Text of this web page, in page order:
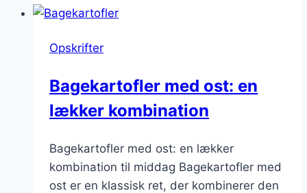
kød
Opskrifter
Bagekartofler med ost: en
lækker kombination
Bagekartofler med ost: en lækker
kombination til middag Bagekartofler med
ost er en klassisk ret, der kombinerer den